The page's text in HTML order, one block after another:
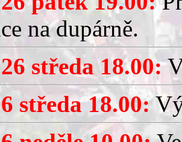
na dupárně.
středa 18.00:
středa 18.00: